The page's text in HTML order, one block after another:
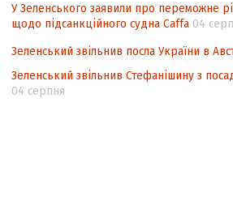
У Зеленського заявили про переможне
щодо підсанкційного судна Caffa 04
Зеленський звільнив посла України в
Зеленський звільнив Стефанішину з
04 серпня